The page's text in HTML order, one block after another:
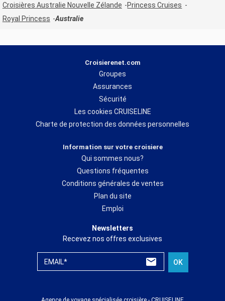
Croisières Australie Nouvelle Zélande
Princess Cruises
Royal Princess
Australie
Croisierenet.com
Groupes
Assurances
Sécurité
Les cookies CRUISELINE
Charte de protection des données personnelles
Information sur votre croisiere
Qui sommes nous?
Questions fréquentes
Conditions générales de ventes
Plan du site
Emploi
Newsletters
Recevez nos offres exclusives
EMAIL* OK